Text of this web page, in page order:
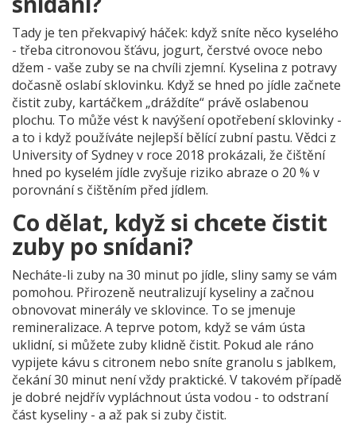
Tady je ten překvapivý háček: když sníte něco kyselého
- třeba citronovou šťávu, jogurt, čerstvé ovoce nebo
džem - vaše zuby se na chvíli zjemní. Kyselina z potravy
dočasně oslabí sklovinku. Když se hned po jídle začnete
čistit zuby, kartáčkem „dráždíte“ právě oslabenou
plochu. To může vést k navýšení opotřebení sklovinky -
a to i když používáte nejlepší bělící zubní pastu. Vědci z
University of Sydney v roce 2018 prokázali, že čištění
hned po kyselém jídle zvyšuje riziko abraze o 20 % v
porovnání s čištěním před jídlem.
Co dělat, když si chcete čistit
zuby po snídani?
Necháte-li zuby na 30 minut po jídle, sliny samy se vám
pomohou. Přirozeně neutralizují kyseliny a začnou
obnovovat minerály ve sklovince. To se jmenuje
remineralizace. A teprve potom, když se vám ústa
uklidní, si můžete zuby klidně čistit. Pokud ale ráno
vypijete kávu s citronem nebo sníte granolu s jablkem,
čekání 30 minut není vždy praktické. V takovém případě
je dobré nejdřív vypláchnout ústa vodou - to odstraní
část kyseliny - a až pak si zuby čistit.